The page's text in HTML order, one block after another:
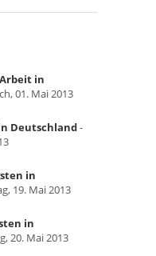
in
01. Mai 2013
Deutschland-
in
19. Mai 2013
in
20. Mai 2013